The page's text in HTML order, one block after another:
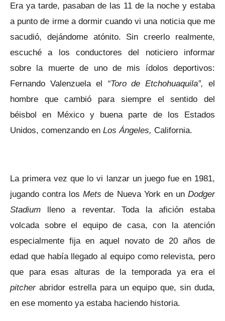
Era ya tarde, pasaban de las 11 de la noche y estaba
a punto de irme a dormir cuando vi una noticia que me
sacudió, dejándome atónito. Sin creerlo realmente,
escuché a los conductores del noticiero informar
sobre la muerte de uno de mis ídolos deportivos:
Fernando Valenzuela el “Toro de Etchohuaquila”, el
hombre que cambió para siempre el sentido del
béisbol en México y buena parte de los Estados
Unidos, comenzando en Los Ángeles, California.
La primera vez que lo vi lanzar un juego fue en 1981,
jugando contra losMets de Nueva York en unDodger
Stadium lleno a reventar. Toda la afición estaba
volcada sobre el equipo de casa, con la atención
especialmente fija en aquel novato de 20 años de
edad que había llegado al equipo como relevista, pero
que para esas alturas de la temporada ya era el
pitcherabridor estrella para un equipo que, sin duda,
en ese momento ya estaba haciendo historia.